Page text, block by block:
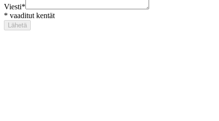
Viesti*
* vaaditut kentät